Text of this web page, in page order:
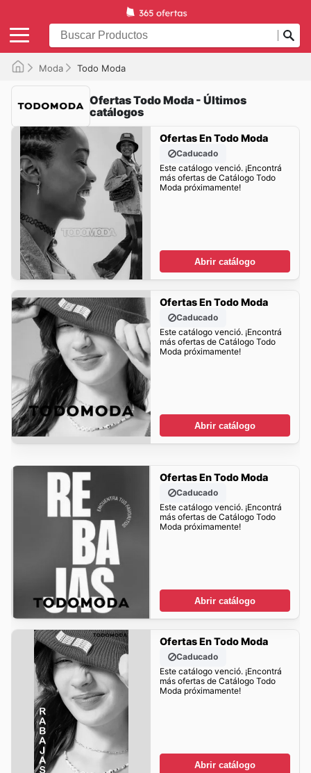
Moda Todo Moda
Ofertas Todo Moda - Últimos
catálogos
Ofertas En Todo Moda
Caducado
Este catálogo venció. ¡Encontrá
más ofertas de Catálogo Todo
Moda próximamente!
Abrir catálogo
Ofertas En Todo Moda
Caducado
Este catálogo venció. ¡Encontrá
más ofertas de Catálogo Todo
Moda próximamente!
Abrir catálogo
Ofertas En Todo Moda
Caducado
Este catálogo venció. ¡Encontrá
más ofertas de Catálogo Todo
Moda próximamente!
Abrir catálogo
Ofertas En Todo Moda
Caducado
Este catálogo venció. ¡Encontrá
más ofertas de Catálogo Todo
Moda próximamente!
Abrir catálogo